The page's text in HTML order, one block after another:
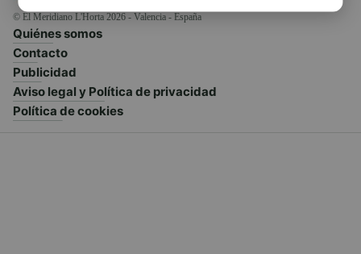
© El Meridiano L'Horta 2026 - Valencia - España
Quiénes somos
Contacto
Publicidad
Aviso legal y Política de privacidad
Política de cookies